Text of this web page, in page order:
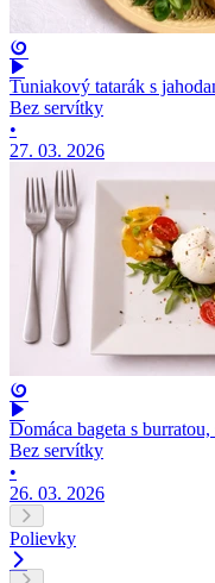
Tuniakový tatarák s
Bez servítky
•
27. 03. 2026
Domáca bageta s
Bez servítky
•
26. 03. 2026
Polievky